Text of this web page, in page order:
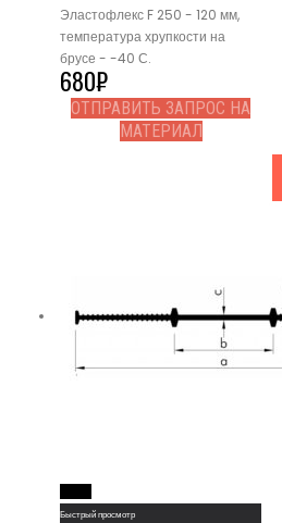
Эластофлекс F 250 - 120 мм,
температура хрупкости на
брусе - -40 С.
680₽
ОТПРАВИТЬ ЗАПРОС НА
МАТЕРИАЛ
Быстрый просмотр